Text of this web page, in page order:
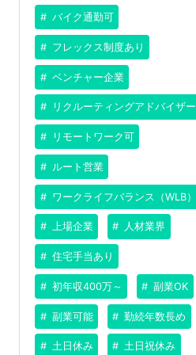
バイク通勤可
フレックス制度あり
ベンチャー企業
リクルーティングアドバイザー
リモートワーク可
ルート営業
ワークライフバランス（WLB）
上場企業 人材業界
住宅手当あり
初年収400万～ 副業OK
副業可能 勤続年数長め
土日休み 土日祝休み